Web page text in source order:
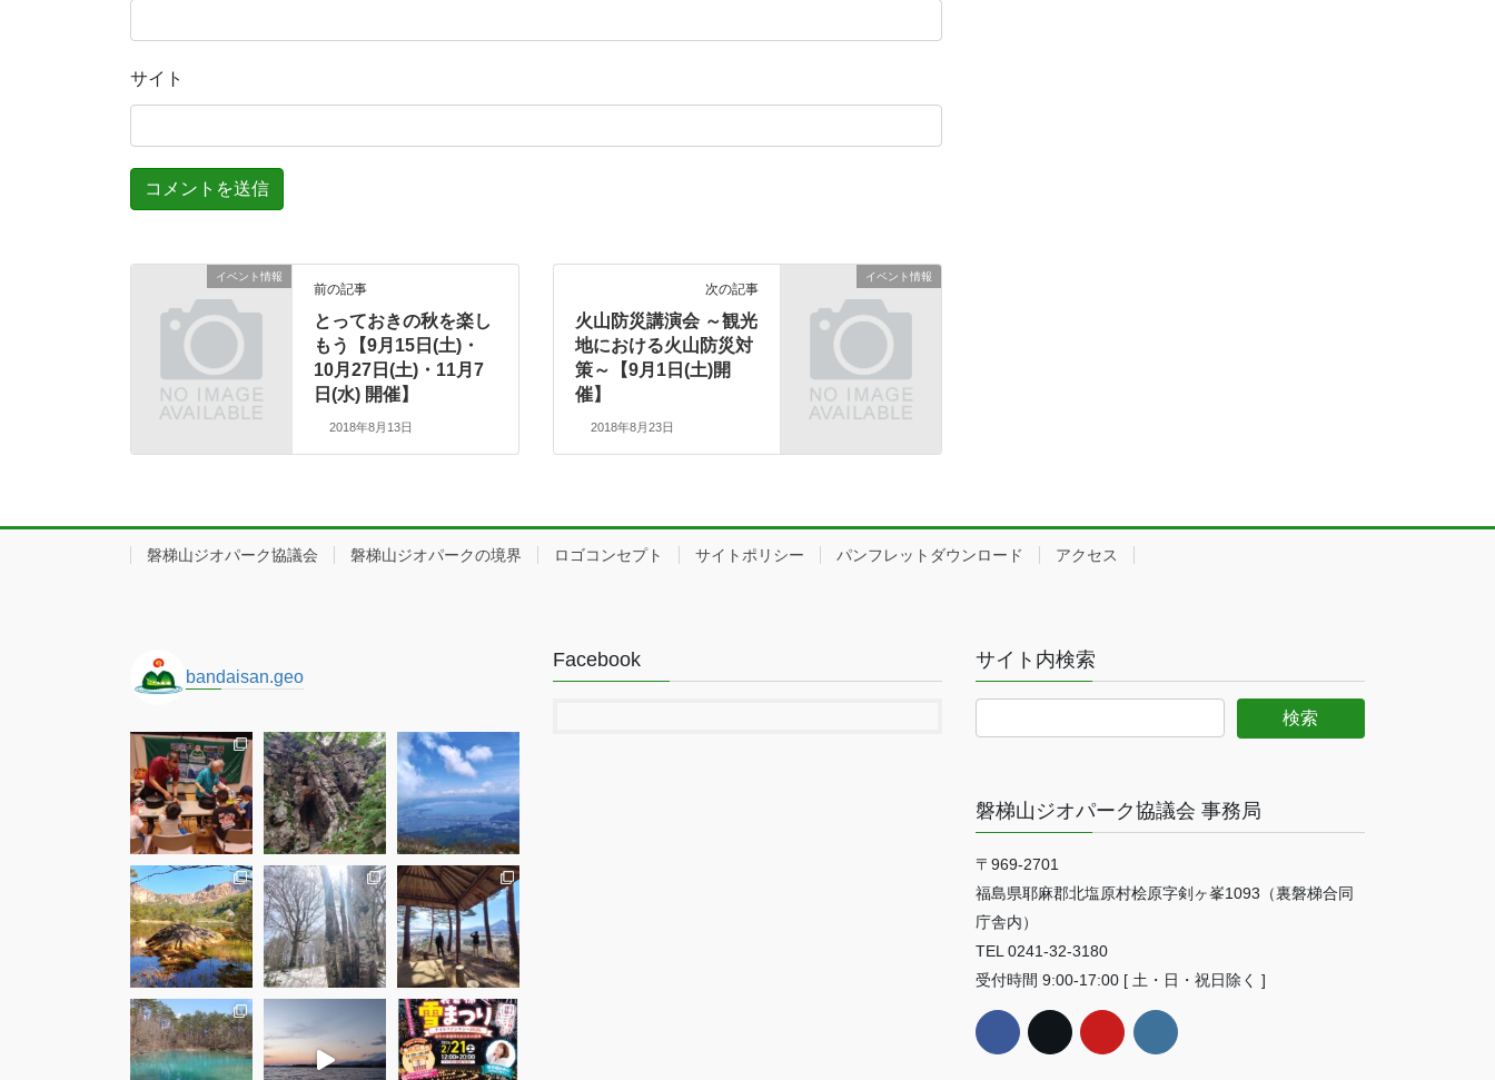
サイト
イベント情報
前の記事
とっておきの秋を楽し
もう【9月15日(土)・
10月27日(土)・11月7
日(水) 開催】
2018年8月13日
イベント情報
次の記事
火山防災講演会 ～観光
地における火山防災対
策～【9月1日(土)開
催】
2018年8月23日
磐梯山ジオパーク協議会 磐梯山ジオパークの境界 ロゴコンセプト サイトポリシー パンフレットダウンロード アクセス
bandaisan.geo
Facebook サイト内検索
磐梯山ジオパーク協議会 事務局
〒969-2701
福島県耶麻郡北塩原村桧原字剣ヶ峯1093（裏磐梯合同
庁舎内）
TEL 0241-32-3180
受付時間 9:00-17:00 [ 土・日・祝日除く ]